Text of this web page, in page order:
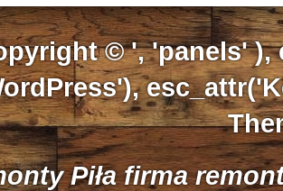
© ', 'panels' ),
Piła firma